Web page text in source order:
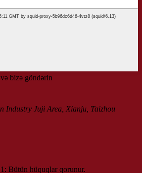
və bizə göndərin
Industry Juji Area, Xianju, Taizhou
Bütün hüquqlar qorunur.